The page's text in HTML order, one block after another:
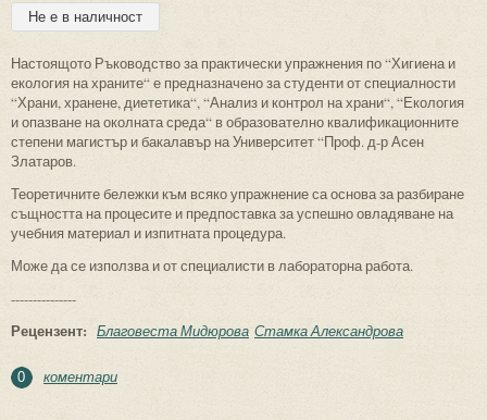
Настоящото Ръководство за практически упражнения по “Хигиена и
екология на храните“ е предназначено за студенти от специалности
“Храни, хранене, диететика“, “Анализ и контрол на храни“, “Екология
и опазване на околната среда“ в образователно квалификационните
степени магистър и бакалавър на Университет “Проф. д-р Асен
Златаров.
Теоретичните бележки към всяко упражнение са основа за разбиране
същността на процесите и предпоставка за успешно овладяване на
учебния материал и изпитната процедура.
Може да се използва и от специалисти в лабораторна работа.
---------------
Рецензент: Благовеста Мидюрова Стамка Александрова
0 коментари